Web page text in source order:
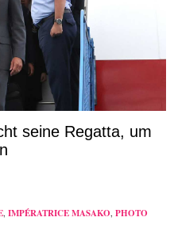
seine Regatta, um
, IMPÉRATRICE MASAKO, PHOTO